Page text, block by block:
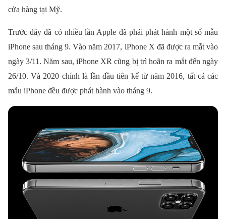
cửa hàng tại Mỹ.
Trước đây đã có nhiều lần Apple đã phải phát hành một số mẫu
iPhone sau tháng 9. Vào năm 2017, iPhone X đã được ra mắt vào
ngày 3/11. Năm sau, iPhone XR cũng bị trì hoãn ra mắt đến ngày
26/10. Và 2020 chính là lần đầu tiên kể từ năm 2016, tất cả các
mẫu iPhone đều được phát hành vào tháng 9.